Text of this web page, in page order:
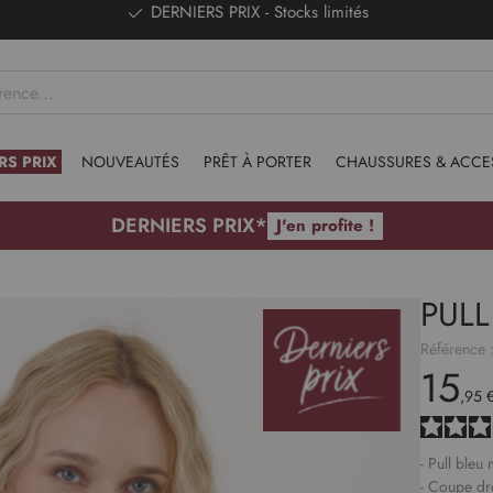
DERNIERS PRIX - Stocks limités
PRIX NOUVEAUTÉS PRÊT À PORTER CHAUSSURES &
DERNIERS PRIX* J'en profite !
Référence :
15,95
- Pull bleu
- Coupe